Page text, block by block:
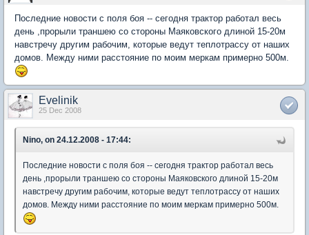
Последние новости с поля боя -- сегодня трактор работал весь
день ,прорыли траншею со стороны Маяковского длиной 15-20м
навстречу другим рабочим, которые ведут теплотрассу от наших
домов. Между ними расстояние по моим меркам примерно 500м.
Evelinik
25 Dec 2008
Nino, on 24.12.2008 - 17:44:
Последние новости с поля боя -- сегодня трактор работал весь
день ,прорыли траншею со стороны Маяковского длиной 15-20м
навстречу другим рабочим, которые ведут теплотрассу от наших
домов. Между ними расстояние по моим меркам примерно 500м.